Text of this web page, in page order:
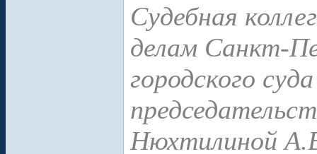
Судебная
делам Санкт-
городского
Нюхтилиной